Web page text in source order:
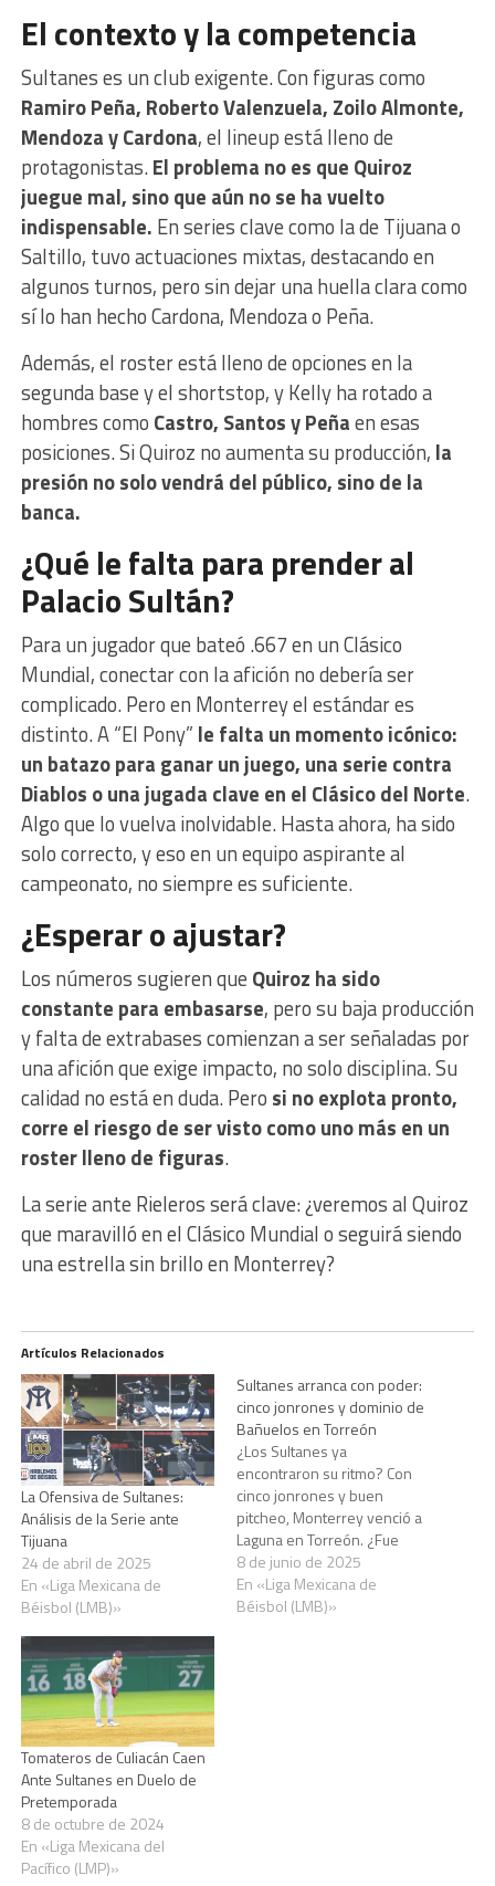
El contexto y la competencia
Sultanes es un club exigente. Con figuras como
Ramiro Peña, Roberto Valenzuela, Zoilo Almonte,
Mendoza y Cardona, el lineup está lleno de
protagonistas.El problema no es que Quiroz
juegue mal, sino que aún no se ha vuelto
indispensable. En series clave como la de Tijuana o
Saltillo, tuvo actuaciones mixtas, destacando en
algunos turnos, pero sin dejar una huella clara como
sí lo han hecho Cardona, Mendoza o Peña.
Además, el roster está lleno de opciones en la
segunda base y el shortstop, y Kelly ha rotado a
hombres como Castro, Santos y Peñaen esas
posiciones. Si Quiroz no aumenta su producción, la
presión no solo vendrá del público, sino de la
banca.
¿Qué le falta para prender al
Palacio Sultán?
Para un jugador que bateó .667 en un Clásico
Mundial, conectar con la afición no debería ser
complicado. Pero en Monterrey el estándar es
distinto. A “El Pony” le falta un momento icónico:
un batazo para ganar un juego, una serie contra
Diablos o una jugada clave en el Clásico del Norte.
Algo que lo vuelva inolvidable. Hasta ahora, ha sido
solo correcto, y eso en un equipo aspirante al
campeonato, no siempre es suficiente.
¿Esperar o ajustar?
Los números sugieren que Quiroz ha sido
constante para embasarse, pero su baja producción
y falta de extrabases comienzan a ser señaladas por
una afición que exige impacto, no solo disciplina. Su
calidad no está en duda. Pero si no explota pronto,
corre el riesgo de ser visto como uno más en un
roster lleno de figuras.
La serie ante Rieleros será clave: ¿veremos al Quiroz
que maravilló en el Clásico Mundial o seguirá siendo
una estrella sin brillo en Monterrey?
Artículos Relacionados
La Ofensiva de Sultanes:
Análisis de la Serie ante
Tijuana
24 de abril de 2025
En «Liga Mexicana de
Béisbol (LMB)»
Sultanes arranca con poder:
cinco jonrones y dominio de
Bañuelos en Torreón
¿Los Sultanes ya
encontraron su ritmo? Con
cinco jonrones y buen
pitcheo, Monterrey venció a
Laguna en Torreón. ¿Fue
esta su mejor exhibición
ofensiva del año? ¡Opina!
8 de junio de 2025
En «Liga Mexicana de
Béisbol (LMB)»
Tomateros de Culiacán Caen
Ante Sultanes en Duelo de
Pretemporada
8 de octubre de 2024
En «Liga Mexicana del
Pacífico (LMP)»